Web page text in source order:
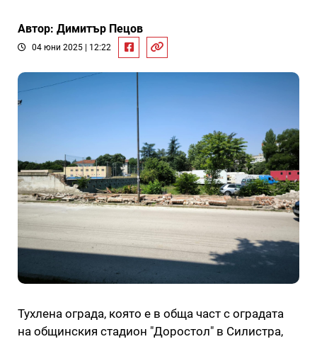
Автор: Димитър Пецов
04 юни 2025 | 12:22
Тухлена ограда, която е в обща част с оградата
на общинския стадион "Доростол" в Силистра,